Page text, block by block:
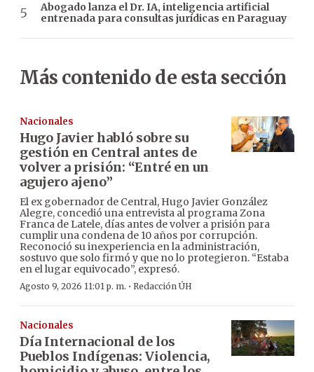
Abogado lanza el Dr. IA, inteligencia artificial
entrenada para consultas jurídicas en Paraguay
Más contenido de esta sección
Nacionales
Hugo Javier habló sobre su
gestión en Central antes de
volver a prisión: “Entré en un
agujero ajeno”
El ex gobernador de Central, Hugo Javier González
Alegre, concedió una entrevista al programa Zona
Franca de Latele, días antes de volver a prisión para
cumplir una condena de 10 años por corrupción.
Reconoció su inexperiencia en la administración,
sostuvo que solo firmó y que no lo protegieron. “Estaba
en el lugar equivocado”, expresó.
Agosto 9, 2026 11:01 p. m. · Redacción ÚH
Nacionales
Día Internacional de los
Pueblos Indígenas: Violencia,